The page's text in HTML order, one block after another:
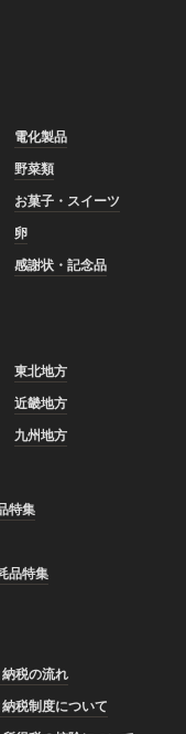
電化製品
野菜類
お菓子・スイーツ
卵
感謝状・記念品
東北地方
近畿地方
九州地方
特集
品特集
税の流れ
税制度について